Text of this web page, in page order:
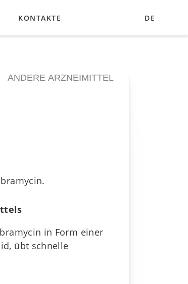
DE
KONTAKTE
ANDERE ARZNEIMITTEL
in Form einer
übt schnelle